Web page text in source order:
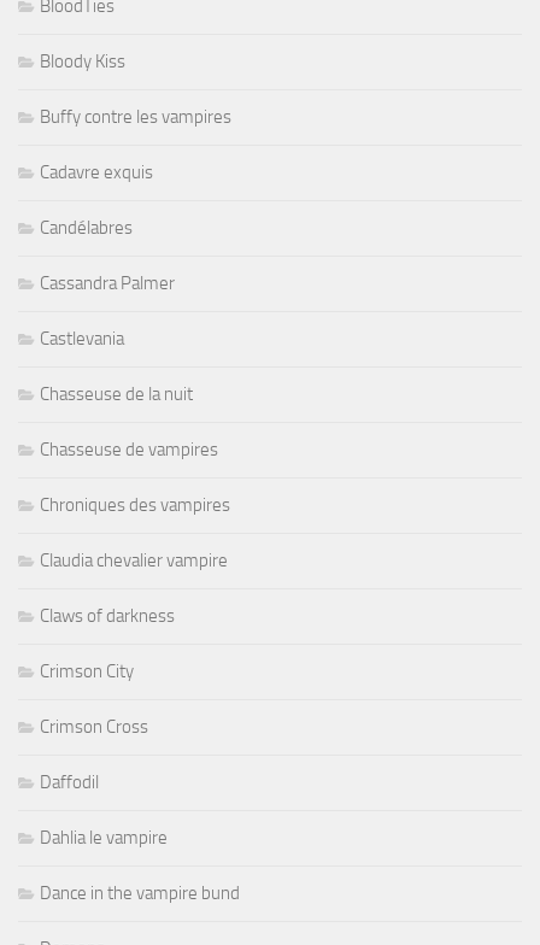
BloodTies
Bloody Kiss
Buffy contre les vampires
Cadavre exquis
Candélabres
Cassandra Palmer
Castlevania
Chasseuse de la nuit
Chasseuse de vampires
Chroniques des vampires
Claudia chevalier vampire
Claws of darkness
Crimson City
Crimson Cross
Daffodil
Dahlia le vampire
Dance in the vampire bund